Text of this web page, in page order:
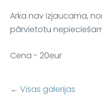
Arka nav izjaucama,
pārvietotu
Cena - 20eur
Visas galerijas